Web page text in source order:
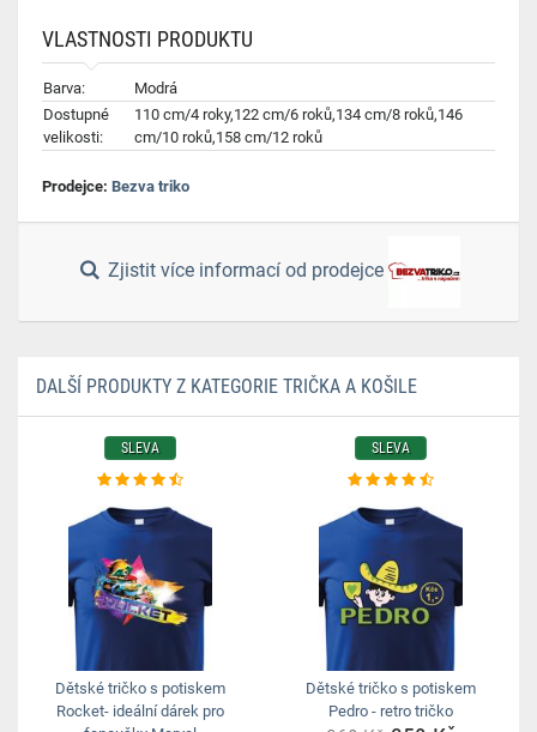
VLASTNOSTI PRODUKTU
Barva:
Modrá
Dostupné
velikosti:
110 cm/4 roky,122 cm/6 roků,134 cm/8 roků,146
cm/10 roků,158 cm/12 roků
Prodejce: Bezva triko
Zjistit více informací od prodejce
DALŠÍ PRODUKTY Z KATEGORIE TRIČKA A KOŠILE
SLEVA
Dětské tričko s potiskem
Rocket- ideální dárek pro
SLEVA
Dětské tričko s potiskem
Pedro - retro tričko